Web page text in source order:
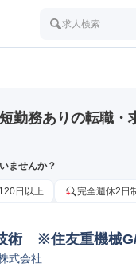
求人検索
勤務ありの転職・
ませんか？
日以上 完全週休2日
術 ※住友重機械
式会社